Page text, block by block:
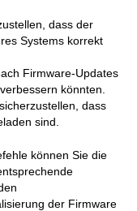
dass der
Systems korrekt
Firmware-Updates
könnten.
dass
sind.
können Sie die
der Firmware